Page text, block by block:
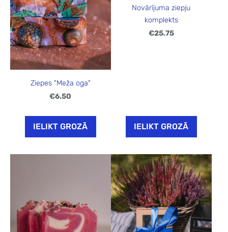
Ziepes "Meža oga"
€6.50
IELIKT GROZĀ
Novārījuma ziepju
komplekts
€25.75
IELIKT GROZĀ